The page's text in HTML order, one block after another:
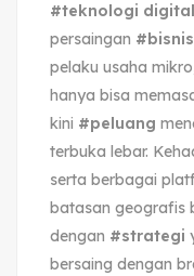
#teknologi digital
persaingan #bisnis
pelaku usaha
hanya bisa
kini #peluang
terbuka lebar.
serta berbagai
batasan geografis
dengan #strategi
bersaing dengan